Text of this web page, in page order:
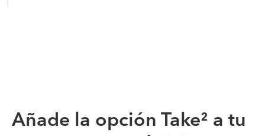
Añade la opción Take² a tu